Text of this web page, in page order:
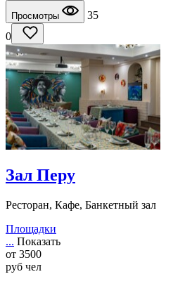
Просмотры
35
0
Зал Перу
Ресторан, Кафе, Банкетный зал
Площадки
... Показать
от 3500
руб чел